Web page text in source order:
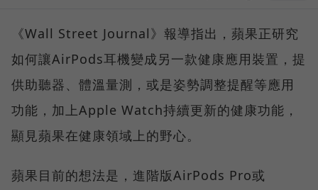
《Wall Street Journal》報導指出，蘋果正研究
如何讓AirPods耳機變成另一款健康應用裝置，提
供助聽器、體溫量測，或是姿勢調整提醒等應用
功能，加上Apple Watch持續更新的健康功能，
顯見蘋果在健康領域上的野心。
蘋果目前的想法是，進階版AirPods Pro或